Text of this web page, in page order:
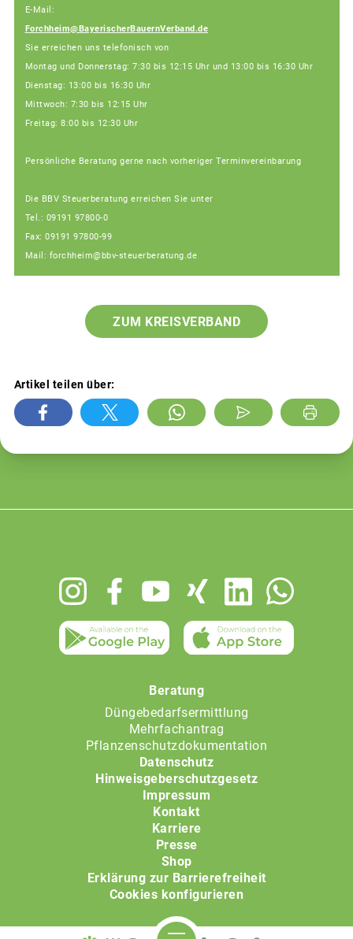
E-Mail:
Forchheim@BayerischerBauernVerband.de
Sie erreichen uns telefonisch von
Montag und Donnerstag: 7:30 bis 12:15 Uhr und 13:00 bis 16:30 Uhr
Dienstag: 13:00 bis 16:30 Uhr
Mittwoch: 7:30 bis 12:15 Uhr
Freitag: 8:00 bis 12:30 Uhr
Persönliche Beratung gerne nach vorheriger Terminvereinbarung
Die BBV Steuerberatung erreichen Sie unter
Tel.: 09191 97800-0
Fax: 09191 97800-99
Mail: forchheim@bbv-steuerberatung.de
ZUM KREISVERBAND
Artikel teilen über:
Beratung
Düngebedarfsermittlung
Mehrfachantrag
Pflanzenschutzdokumentation
Datenschutz
Hinweisgeberschutzgesetz
Impressum
Kontakt
Karriere
Presse
Shop
Erklärung zur Barrierefreiheit
Cookies konfigurieren